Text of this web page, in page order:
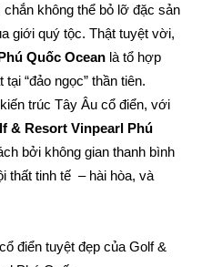
không thể bỏ lỡ đặc sản
giới quý tộc. Thật tuyệt vời,
Quốc Ocean là tổ hợp
“đảo ngọc” thần tiên.
trúc Tây Âu cổ điển, với
& Resort Vinpearl Phú
bởi không gian thanh bình
thất tinh tế – hài hòa, và